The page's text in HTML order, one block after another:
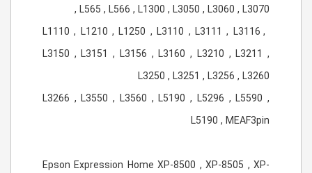
, L565 , L566 , L1300 , L3050 , L3060 , L3070
L1110 , L1210 , L1250 , L3110 , L3111 , L3116 ,
L3150 , L3151 , L3156 , L3160 , L3210 , L3211 ,
L3250 , L3251 , L3256 , L3260
L3266 , L3550 , L3560 , L5190 , L5296 , L5590 ,
L5190 , MEAF3pin
Epson Expression Home XP-8500 , XP-8505 , XP-